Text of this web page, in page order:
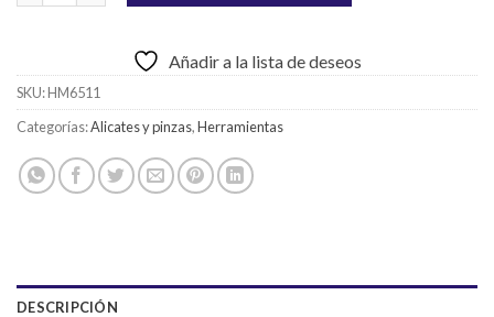
Añadir a la lista de deseos
SKU:HM6511
Categorías:Alicates y pinzas,Herramientas
DESCRIPCIÓN